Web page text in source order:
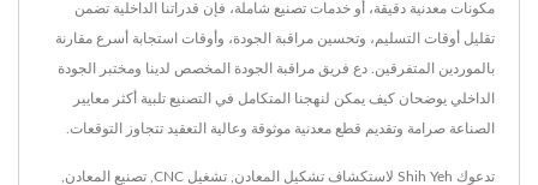
مكونات معدنية دقيقة، أو خدمات تصنيع شاملة، فإن قدراتنا الداخلية تضمن
تقليل أوقات التسليم، وتحسين مراقبة الجودة، وأوقات استجابة أسرع مقارنة
بالموردين المتفرقين. دع فريق مراقبة الجودة المخصص لدينا ومختبر الجودة
الداخلي يوضحان كيف يمكن لنهجنا المتكامل في التصنيع تلبية أكثر معايير
الصناعة صرامة وتقديم قطع معدنية موثوقة وعالية التعقيد تتجاوز التوقعات.
تدعوك Shih Yeh لاستكشاف تشكيل المعادن تشغيل CNC تصنيع المعادن